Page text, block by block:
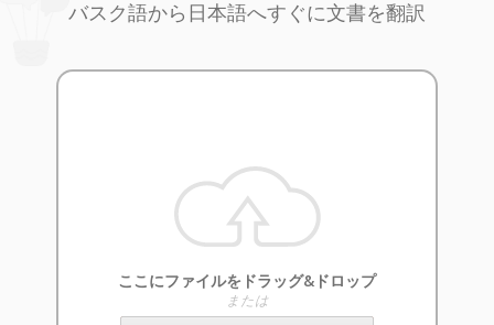
バスク語から日本語へすぐに文書を翻訳
ここにファイルをドラッグ&ドロップ
または